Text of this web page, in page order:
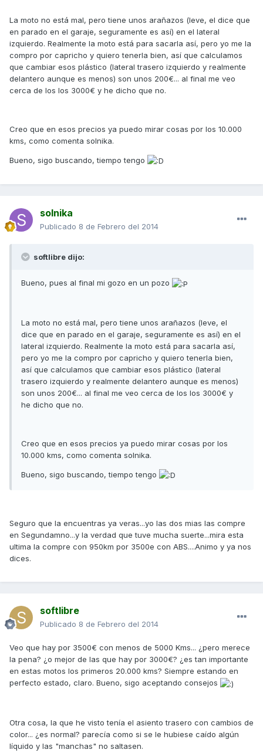
La moto no está mal, pero tiene unos arañazos (leve, el dice que
en parado en el garaje, seguramente es así) en el lateral
izquierdo. Realmente la moto está para sacarla así, pero yo me la
compro por capricho y quiero tenerla bien, así que calculamos
que cambiar esos plástico (lateral trasero izquierdo y realmente
delantero aunque es menos) son unos 200€... al final me veo
cerca de los los 3000€ y he dicho que no.
Creo que en esos precios ya puedo mirar cosas por los 10.000
kms, como comenta solnika.
Bueno, sigo buscando, tiempo tengo
solnika
Publicado 8 de Febrero del 2014
softlibre dijo:
Bueno, pues al final mi gozo en un pozo
La moto no está mal, pero tiene unos arañazos (leve, el
dice que en parado en el garaje, seguramente es así) en el
lateral izquierdo. Realmente la moto está para sacarla así,
pero yo me la compro por capricho y quiero tenerla bien,
así que calculamos que cambiar esos plástico (lateral
trasero izquierdo y realmente delantero aunque es menos)
son unos 200€... al final me veo cerca de los los 3000€ y
he dicho que no.
Creo que en esos precios ya puedo mirar cosas por los
10.000 kms, como comenta solnika.
Bueno, sigo buscando, tiempo tengo
Seguro que la encuentras ya veras...yo las dos mias las compre
en Segundamno...y la verdad que tuve mucha suerte...mira esta
ultima la compre con 950km por 3500e con ABS....Animo y ya nos
dices.
softlibre
Publicado 8 de Febrero del 2014
Veo que hay por 3500€ con menos de 5000 Kms... ¿pero merece
la pena? ¿o mejor de las que hay por 3000€? ¿es tan importante
en estas motos los primeros 20.000 kms? Siempre estando en
perfecto estado, claro. Bueno, sigo aceptando consejos
Otra cosa, la que he visto tenía el asiento trasero con cambios de
color... ¿es normal? parecía como si se le hubiese caído algún
líquido y las "manchas" no saltasen.